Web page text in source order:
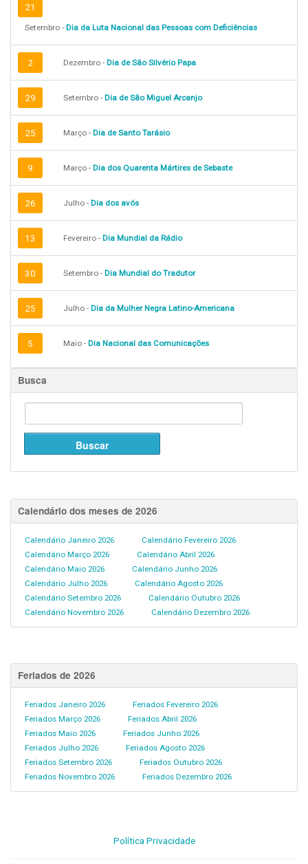
21
Setembro - Dia da Luta Nacional das Pessoas com Deficiências
2 Dezembro - Dia de São Silvério Papa
29 Setembro - Dia de São Miguel Arcanjo
25 Março - Dia de Santo Tarásio
9 Março - Dia dos Quarenta Mártires de Sebaste
26 Julho - Dia dos avós
13 Fevereiro - Dia Mundial da Rádio
30 Setembro - Dia Mundial do Tradutor
25 Julho - Dia da Mulher Negra Latino-Americana
5 Maio - Dia Nacional das Comunicações
Busca
Calendário dos meses de 2026
Calendário Janeiro 2026
Calendário Fevereiro 2026
Calendário Março 2026
Calendário Abril 2026
Calendário Maio 2026
Calendário Junho 2026
Calendário Julho 2026
Calendário Agosto 2026
Calendário Setembro 2026
Calendário Outubro 2026
Calendário Novembro 2026
Calendário Dezembro 2026
Feriados de 2026
Feriados Janeiro 2026
Feriados Fevereiro 2026
Feriados Março 2026
Feriados Abril 2026
Feriados Maio 2026
Feriados Junho 2026
Feriados Julho 2026
Feriados Agosto 2026
Feriados Setembro 2026
Feriados Outubro 2026
Feriados Novembro 2026
Feriados Dezembro 2026
Política Privacidade